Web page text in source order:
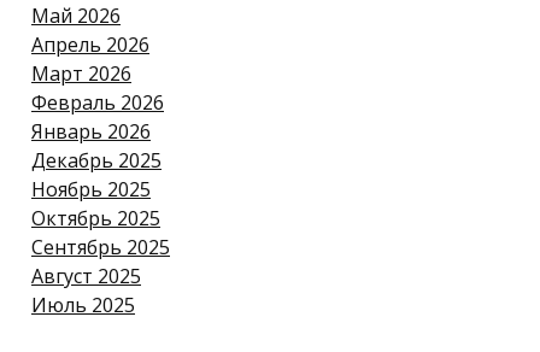
Май 2026
Апрель 2026
Март 2026
Февраль 2026
Январь 2026
Декабрь 2025
Ноябрь 2025
Октябрь 2025
Сентябрь 2025
Август 2025
Июль 2025